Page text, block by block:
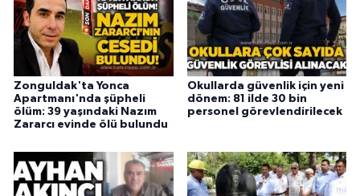
Zonguldak'ta Yonca
Apartmanı'nda şüpheli
ölüm: 39 yaşındaki Nazım
Zararcı evinde ölü bulundu
Okullarda güvenlik için yeni
dönem: 81 ilde 30 bin
personel görevlendirilecek